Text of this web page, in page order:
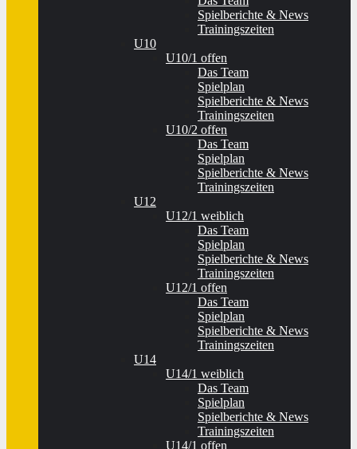
Spielberichte & News
Trainingszeiten
U10
U10/1 offen
Das Team
Spielplan
Spielberichte & News
Trainingszeiten
U10/2 offen
Das Team
Spielplan
Spielberichte & News
Trainingszeiten
U12
U12/1 weiblich
Das Team
Spielplan
Spielberichte & News
Trainingszeiten
U12/1 offen
Das Team
Spielplan
Spielberichte & News
Trainingszeiten
U14
U14/1 weiblich
Das Team
Spielplan
Spielberichte & News
Trainingszeiten
U14/1 offen